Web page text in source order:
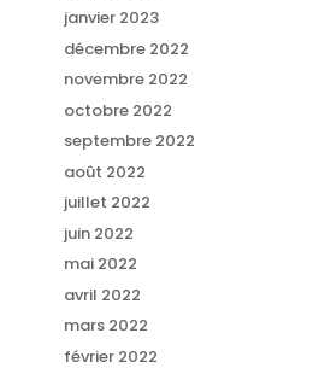
janvier 2023
décembre 2022
novembre 2022
octobre 2022
septembre 2022
août 2022
juillet 2022
juin 2022
mai 2022
avril 2022
mars 2022
février 2022